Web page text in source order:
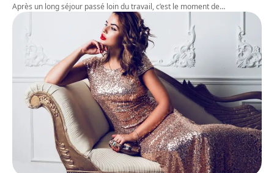
Après un long séjour passé loin du travail, c’est le moment de…